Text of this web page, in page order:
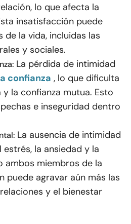
lo que afecta la
insatisfacción puede
la vida, incluidas las
y sociales.
La pérdida de intimidad
confianza , lo que dificulta
la confianza mutua. Esto
e inseguridad dentro
La ausencia de intimidad
la ansiedad y la
ambos miembros de la
puede agravar aún más las
y el bienestar